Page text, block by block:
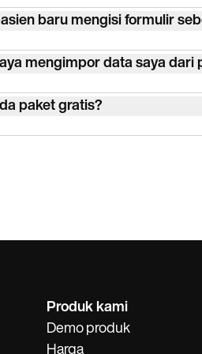
digunakan oleh lebih dari
sekutu, medis, dan
baru mengisi formulir
penerimaan melalui
mengimpor data saya dari
CSV, XLS, atau XLSX.
Cliniko, dan lainnya
paket gratis?
klien tak terbatas,
Produk kami
Demo produk
Harga